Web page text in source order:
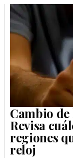
Cambio
Revisa
regiones
reloj